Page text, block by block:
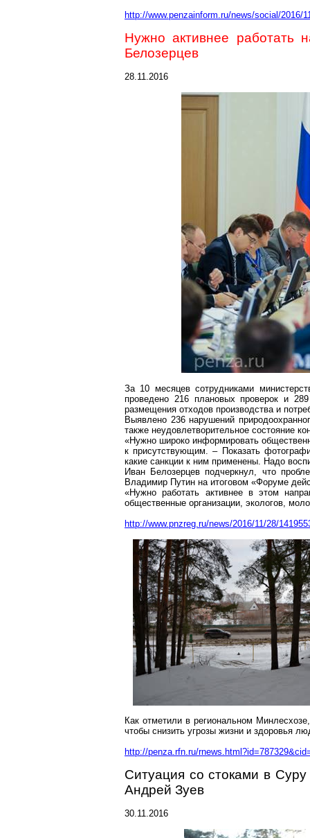
http://www.penzainform.ru/news/social/2016/
Нужно активнее работать
Белозерцев
28.11.2016
За 10 месяцев сотрудниками
проведено 216 плановых проверок и
размещения отходов производства и
Выявлено 236 нарушений
также неудовлетворительное состояние
«Нужно широко информировать
к присутствующим. – Показать
какие санкции к ним применены. Надо
Иван Белозерцев подчеркнул, что
Владимир Путин на итоговом «Форуме
«Нужно работать активнее в этом
общественные организации, экологов,
http://www.pnzreg.ru/news/2016/11/28/
Как отметили в региональном Минлесхозе
чтобы снизить угрозы жизни и здоровья
http://penza.rfn.ru/
Ситуация со стоками в
Андрей Зуев
30.11.2016